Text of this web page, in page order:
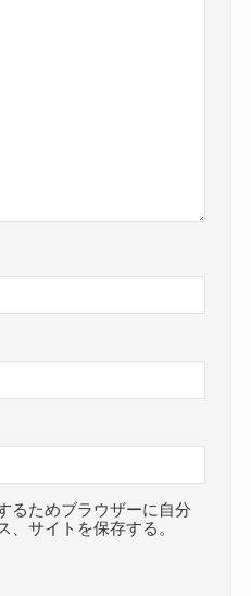
るためブラウザーに自分
、サイトを保存する。